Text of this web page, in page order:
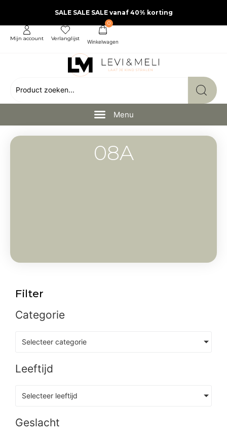
SALE SALE SALE vanaf 40% korting
Mijn account Verlanglijst
0
08A
Filter
Categorie
Selecteer categorie
Leeftijd
Selecteer leeftijd
Geslacht